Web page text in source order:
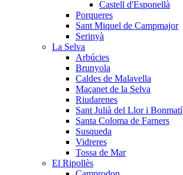
Castell d'Esponellà
Porqueres
Sant Miquel de Campmajor
Serinyà
La Selva
Arbúcies
Brunyola
Caldes de Malavella
Maçanet de la Selva
Riudarenes
Sant Julià del Llor i Bonmatí
Santa Coloma de Farners
Susqueda
Vidreres
Tossa de Mar
El Ripollès